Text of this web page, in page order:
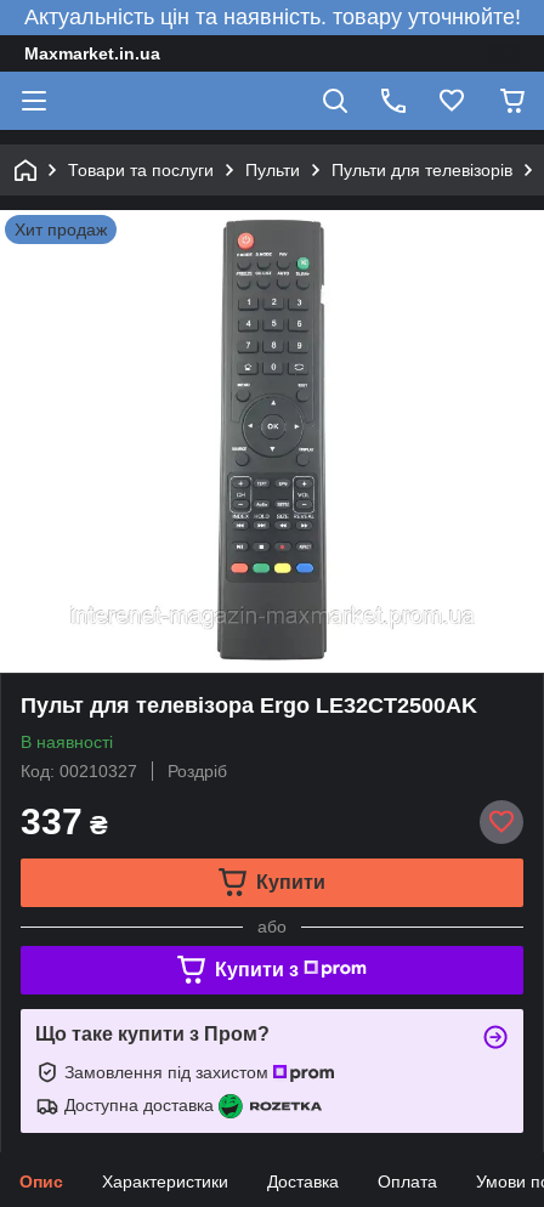
Актуальність цін та наявність. товару уточнюйте!
Maxmarket.in.ua
Товари та послуги Пульти Пульти для телевізорів
Хит продаж
Пульт для телевізора Ergo LE32CT2500AK
В наявності
Код: 00210327
Роздріб
337 ₴
Купити
або
Купити з
Що таке купити з Пром?
Замовлення під захистом
Доступна доставка
Опис Характеристики Доставка Оплата Умови